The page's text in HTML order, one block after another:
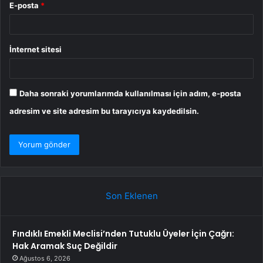
E-posta *
İnternet sitesi
Daha sonraki yorumlarımda kullanılması için adım, e-posta
adresim ve site adresim bu tarayıcıya kaydedilsin.
Son Eklenen
Fındıklı Emekli Meclisi’nden Tutuklu Üyeler İçin Çağrı:
Hak Aramak Suç Değildir
Ağustos 6, 2026